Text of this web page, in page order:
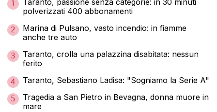
1
Taranto, passione senza categorie: in 30 minuti
polverizzati 400 abbonamenti
2
Marina di Pulsano, vasto incendio: in fiamme
anche tre auto
3
Taranto, crolla una palazzina disabitata: nessun
ferito
4 Taranto, Sebastiano Ladisa: "Sogniamo la Serie A"
5
Tragedia a San Pietro in Bevagna, donna muore in
mare